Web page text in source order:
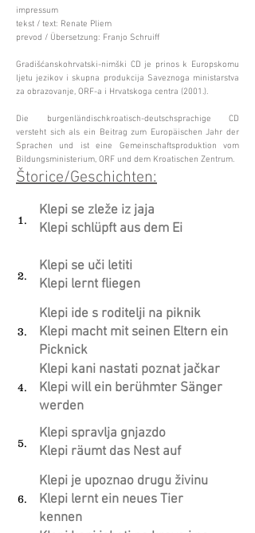
impressum
tekst / text: Renate Pliem
prevod / Übersetzung: Franjo Schruiff
Gradišćanskohrvatski-nimški CD je prinos k Europskomu
ljetu jezikov i skupna produkcija Saveznoga ministarstva
za obrazovanje, ORF-a i Hrvatskoga centra (2001.).
Die burgenländischkroatisch-deutschsprachige CD
versteht sich als ein Beitrag zum Europäischen Jahr der
Sprachen und ist eine Gemeinschaftsproduktion vom
Bildungsministerium, ORF und dem Kroatischen Zentrum.
Štorice/Geschichten:
1.
Klepi se zleže iz jaja
Klepi schlüpft aus dem Ei
2.
Klepi se uči letiti
Klepi lernt fliegen
3.
Klepi ide s roditelji na piknik
Klepi macht mit seinen Eltern ein
Picknick
4.
Klepi kani nastati poznat jačkar
Klepi will ein berühmter Sänger
werden
5.
Klepi spravlja gnjazdo
Klepi räumt das Nest auf
6.
Klepi je upoznao drugu živinu
Klepi lernt ein neues Tier
kennen